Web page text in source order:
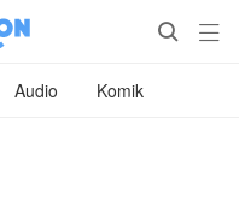
 
Audio Komik